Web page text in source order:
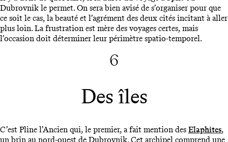
Dubrovnik le permet. On sera bien avisé de s’organiser pour que
ce soit le cas, la beauté et l’agrément des deux cités incitant à aller
plus loin. La frustration est mère des voyages certes, mais
l’occasion doit déterminer leur périmètre spatio-temporel.
6
Des îles
C’est Pline l’Ancien qui, le premier, a fait mention des Elaphites,
un brin au nord-ouest de Dubrovnik. Cet archipel comprend une